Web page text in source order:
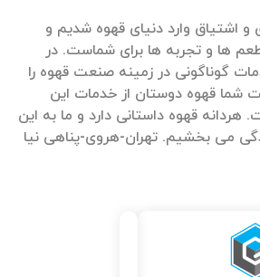
1396 با عشق و اشتیاق وارد دنیای قهوه شدیم و
ها و تجربه ها برای شماست. در
گوناگونی در زمینه صنعت قهوه را
شما قهوه دوستان از خدمات این
قهوه داستانی دارد و ما به این
می بخشیم. تهران-هروی-پناهی نیا